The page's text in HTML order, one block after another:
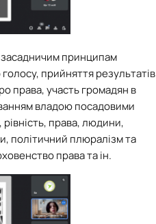
принципам
прийняття результатів
права, участь громадян в
владою посадовими
права, людини,
політичний плюралізм та
права та ін.